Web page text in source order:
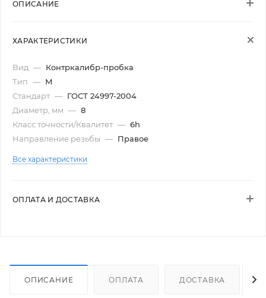
ОПИСАНИЕ
ХАРАКТЕРИСТИКИ
Вид — Контркалибр-пробка
Тип — М
Стандарт — ГОСТ 24997-2004
Диаметр, мм — 8
Класс точности/Квалитет — 6h
Направление резьбы — Правое
Все характеристики
ОПЛАТА И ДОСТАВКА
ОПИСАНИЕ ОПЛАТА ДОСТАВКА